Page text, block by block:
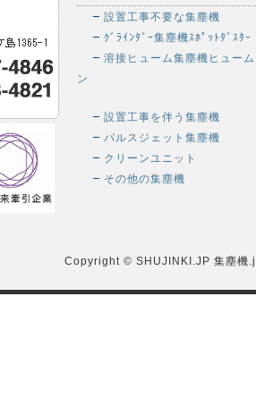
設置工事不要な集塵機
ｸﾞﾗｲﾝﾀﾞｰ集塵機ｽﾎﾟｯﾄﾀﾞｽﾀｰ
溶接ヒューム集塵機ヒュー
ン
設置工事を伴う集塵機
パルスジェット集塵機
クリーンユニット
その他の集塵機
Copyright © SHUJINKI.JP 集塵機